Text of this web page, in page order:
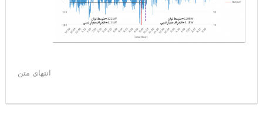
انتهای متن